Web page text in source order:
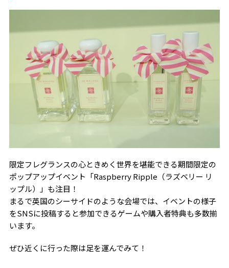
限定フレグランスの心ときめく世界を堪能できる期間限定の
ポップアップイベント「Raspberry Ripple（ラズベリー リ
ップル）」も注目！
まるで英国のシーサイドのような会場では、イベントの様子
をSNSに投稿すると参加できるゲームや購入者特典も多数揃
います。
ぜひ近くに行った際は足を運んでみて！